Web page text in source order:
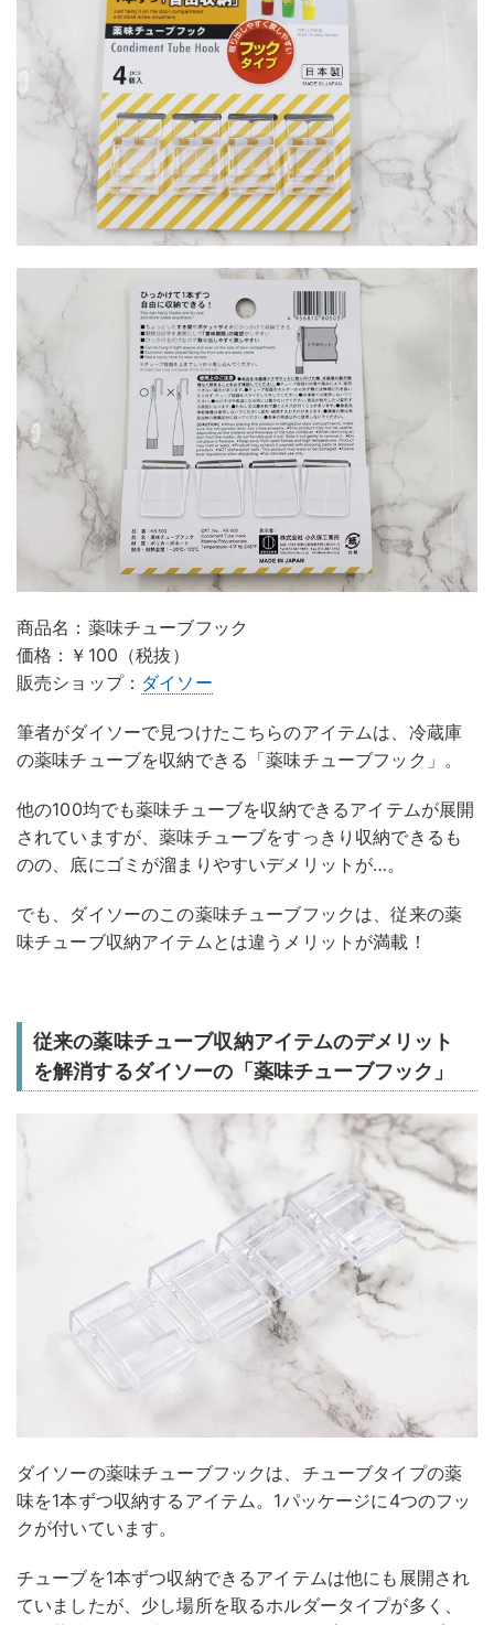
商品名：薬味チューブフック
価格：￥100（税抜）
販売ショップ： ダイソー
筆者がダイソーで見つけたこちらのアイテムは、冷蔵庫
の薬味チューブを収納できる「薬味チューブフック」。
他の100均でも薬味チューブを収納できるアイテムが展開
されていますが、薬味チューブをすっきり収納できるも
のの、底にゴミが溜まりやすいデメリットが…。
でも、ダイソーのこの薬味チューブフックは、従来の薬
味チューブ収納アイテムとは違うメリットが満載！
従来の薬味チューブ収納アイテムのデメリット
を解消するダイソーの「薬味チューブフック」
ダイソーの薬味チューブフックは、チューブタイプの薬
味を1本ずつ収納するアイテム。1パッケージに4つのフッ
クが付いています。
チューブを1本ずつ収納できるアイテムは他にも展開され
ていましたが、少し場所を取るホルダータイプが多く、